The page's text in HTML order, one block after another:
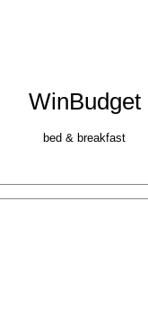
WinBudget
bed & breakfast